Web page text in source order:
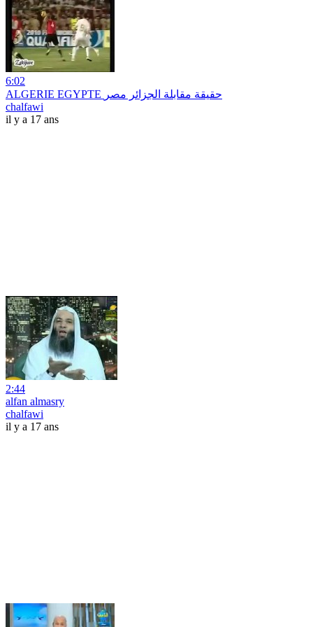
6:02
ALGERIE EGYPTE حقيقة مقابلة الجزائر مصر
chalfawi
il y a 17 ans
2:44
alfan almasry
chalfawi
il y a 17 ans